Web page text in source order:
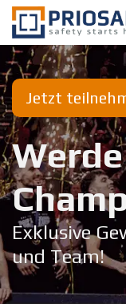
Zum Inhalt springen
Jetzt
Exklusive
und Team!